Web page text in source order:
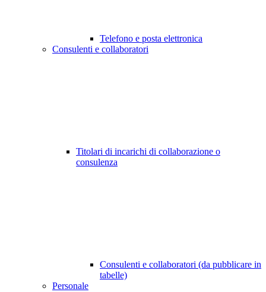
Telefono e posta elettronica
Consulenti e collaboratori
Titolari di incarichi di collaborazione o
consulenza
Consulenti e collaboratori (da pubblicare in
tabelle)
Personale